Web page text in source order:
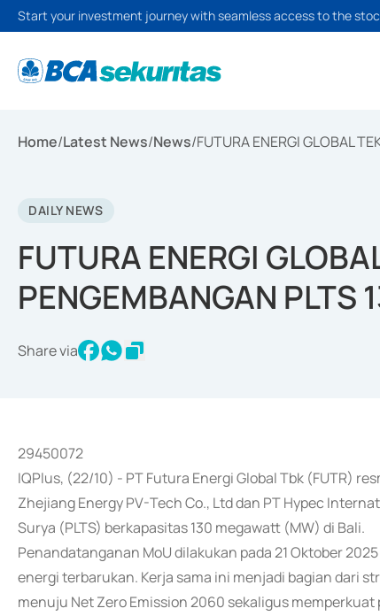
Start your investment journey with seamless access to the
Home/Latest News/News/FUTURA ENERGI GLOBAL
DAILY NEWS
FUTURA ENERGI
PENGEMBANGAN PLTS
Share via
29450072
IQPlus, (22/10) - PT Futura Energi Global Tbk (FUTR)
Zhejiang Energy PV-Tech Co., Ltd dan PT Hypec
Surya (PLTS) berkapasitas 130 megawatt (MW) di Bali.
Penandatanganan MoU dilakukan pada 21 Oktober
energi terbarukan. Kerja sama ini menjadi bagian dari
menuju Net Zero Emission 2060 sekaligus